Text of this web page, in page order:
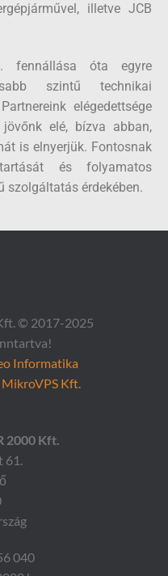
illetve JCB
fennállása óta egyre
szintű technikai
elégedettsége
elé, bízva abban,
is elnyerjük. Fontosnak
és folyamatos
szolgáltatás érdekében.
© 2017-2025
Informatika
MikroVPS Kft.
2000 Kft.
040